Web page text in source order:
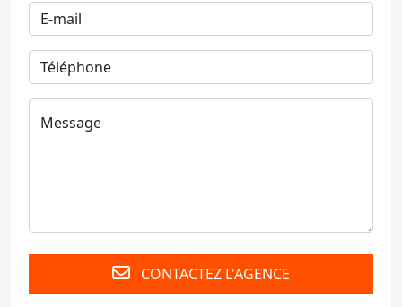
CONTACTEZ L'AGENCE